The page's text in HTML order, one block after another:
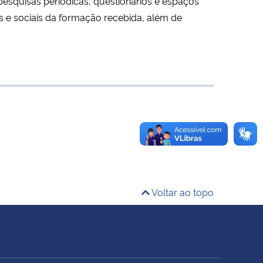
sociais da formação recebida, além de
Voltar ao topo